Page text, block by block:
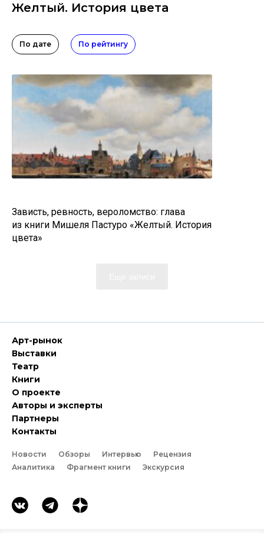
Желтый. История цвета
По дате По рейтингу
Зависть, ревность, вероломство: глава
из книги Мишеля Пастуро «Желтый. История
цвета»
Арт-рынок
Выставки
Театр
Книги
О проекте
Авторы и эксперты
Партнеры
Контакты
Новости Обзоры Интервью
Рецензия
Аналитика
Фрагмент книги Экскурсия